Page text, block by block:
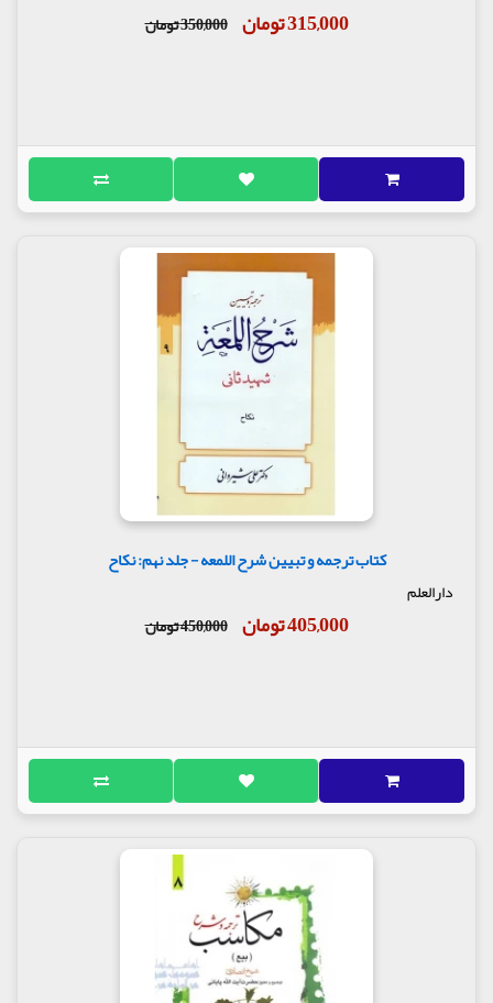
315,000 تومان 350,000 تومان
کتاب ترجمه و تبیین شرح اللمعه - جلد نهم: نکاح
دارالعلم
405,000 تومان 450,000 تومان